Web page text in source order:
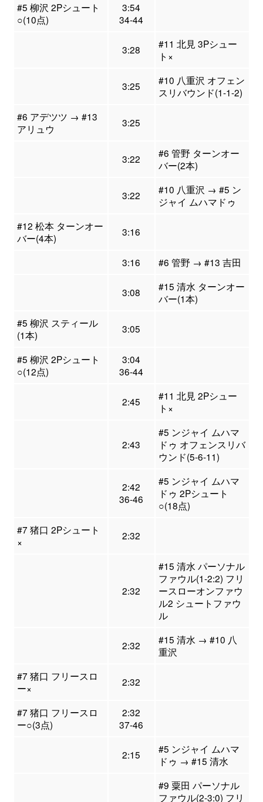
#5 柳沢 2Pシュート
○(10点)
3:54
34-44
3:28
#11 北見 3Pシュー
ト×
3:25
#10 八重沢 オフェン
スリバウンド(1-1-2)
#6 アデツツ → #13
アリュウ
3:25
3:22
#6 管野 ターンオー
バー(2本)
3:22
#10 八重沢 → #5 ン
ジャイ ムハマドゥ
#12 松本 ターンオー
バー(4本)
3:16
3:16 #6 管野 → #13 吉田
3:08
#15 清水 ターンオー
バー(1本)
#5 柳沢 スティール
(1本)
3:05
#5 柳沢 2Pシュート
○(12点)
3:04
36-44
2:45
#11 北見 2Pシュー
ト×
2:43
#5 ンジャイ ムハマ
ドゥ オフェンスリバ
ウンド(5-6-11)
2:42
36-46
#5 ンジャイ ムハマ
ドゥ 2Pシュート
○(18点)
#7 猪口 2Pシュート
×
2:32
2:32
#15 清水 パーソナル
ファウル(1-2:2) フリ
ースローオンファウ
ル2 シュートファウ
ル
2:32
#15 清水 → #10 八
重沢
#7 猪口 フリースロ
ー×
2:32
#7 猪口 フリースロ
ー○(3点)
2:32
37-46
2:15
#5 ンジャイ ムハマ
ドゥ → #15 清水
#9 粟田 パーソナル
ファウル(2-3:0) フリ